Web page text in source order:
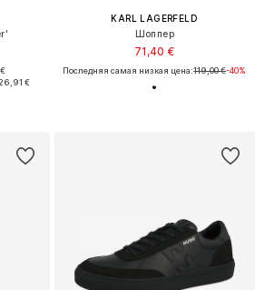
€
KARL LAGERFELD
Шоппер
71,40 €
Последняя самая низкая цена:119,00 €-40%